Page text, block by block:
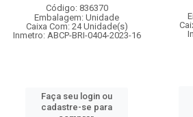
Código: 836370
Embalagem: Unidade
Caixa Com: 24 Unidade(s)
Inmetro: ABCP-BRI-0404-2023-16
Faça seu login ou
cadastre-se para